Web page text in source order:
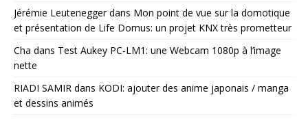
Jérémie Leuteneggerdans Mon point de vue sur la domotique
et présentation de Life Domus: un projet KNX très prometteur
Cha dans Test Aukey PC-LM1: une Webcam 1080p à l’image
nette
RIADI SAMIR dans KODI: ajouter des anime japonais / manga
et dessins animés